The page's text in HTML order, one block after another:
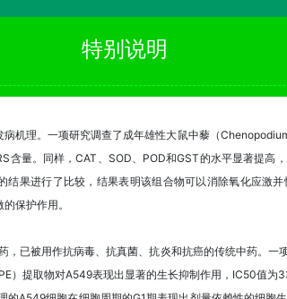
特别说明
机理。一项研究调查了成年雄性大鼠中藜（
含量。同样，CAT、SOD、POD和GST的水平显著提高
果进行了比较，结果表明该组合物可以消除氧化应激
保护作用。
已被用作抗病毒、抗真菌、抗炎和抗癌的传统中药。一
）提取物对A549表现出显著的生长抑制作用，IC50值